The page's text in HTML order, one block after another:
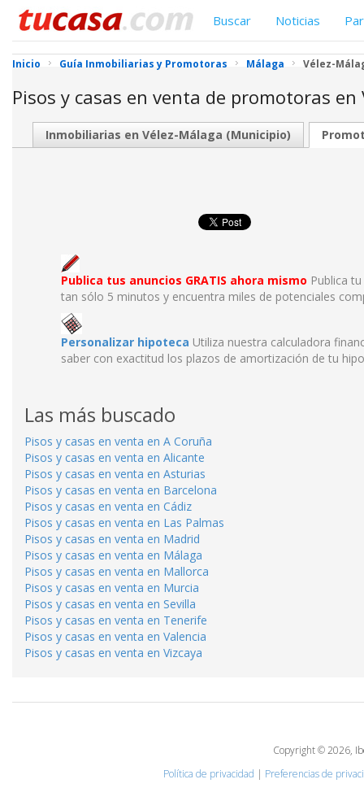
Buscar Noticias
Inicio Guía Inmobiliarias y Promotoras Málaga Vélez-
Pisos y casas en venta de promotoras
Inmobiliarias en Vélez-Málaga (Municipio)
Publica tus anuncios GRATIS ahora mismo Publica
tan sólo 5 minutos y encuentra miles de potenciales
Personalizar hipoteca Utiliza nuestra calculadora
saber con exactitud los plazos de amortización de tu
Las más buscado
Pisos y casas en venta en A Coruña
Pisos y casas en venta en Alicante
Pisos y casas en venta en Asturias
Pisos y casas en venta en Barcelona
Pisos y casas en venta en Cádiz
Pisos y casas en venta en Las Palmas
Pisos y casas en venta en Madrid
Pisos y casas en venta en Málaga
Pisos y casas en venta en Mallorca
Pisos y casas en venta en Murcia
Pisos y casas en venta en Sevilla
Pisos y casas en venta en Tenerife
Pisos y casas en venta en Valencia
Pisos y casas en venta en Vizcaya
Copyright © 2026,
Política de privacidad | Preferencias de